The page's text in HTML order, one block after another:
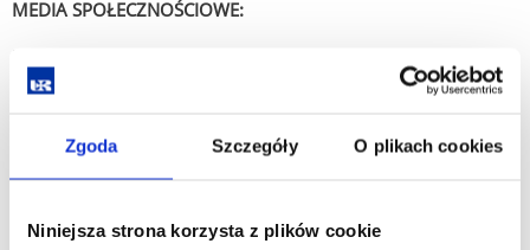
Zgoda Szczegóły O plikach cookies
Niniejsza strona korzysta z plików cookie
MEDIA SPOŁECZNOŚCIOWE:
https://www.instagram.com/instytutslawistyki/